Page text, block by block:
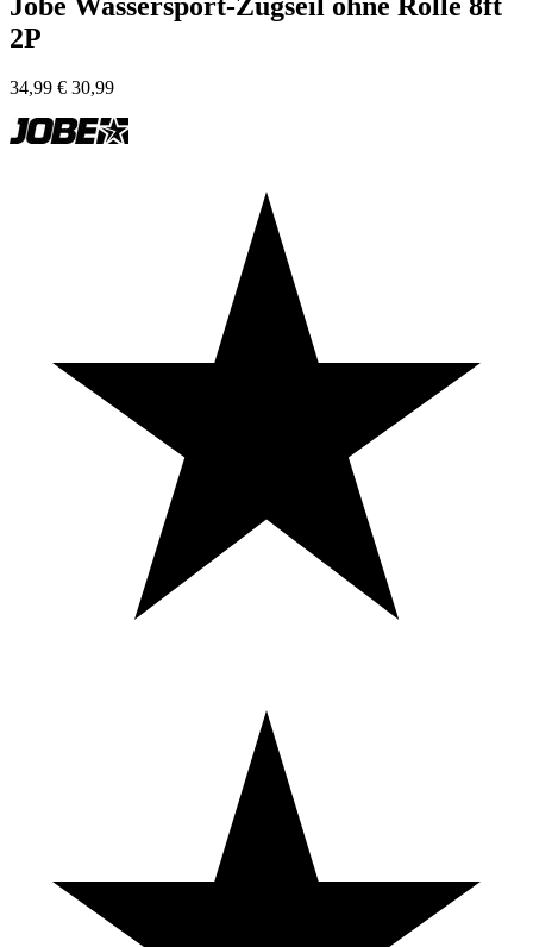
2P
34,99 € 30,99